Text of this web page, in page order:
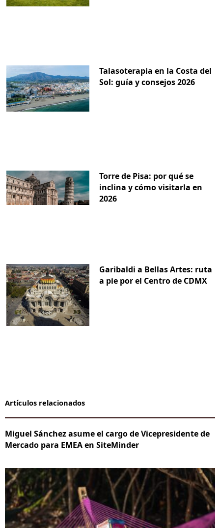
Talasoterapia en la Costa del
Sol: guía y consejos 2026
Torre de Pisa: por qué se
inclina y cómo visitarla en
2026
Garibaldi a Bellas Artes: ruta
a pie por el Centro de CDMX
Artículos relacionados
Miguel Sánchez asume el cargo de Vicepresidente de
Mercado para EMEA en SiteMinder